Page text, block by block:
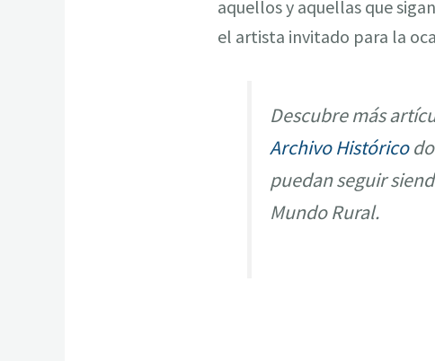
aquellos y aquellas que
el artista invitado para la
Descubre más
Archivo Histórico
puedan seguir
Mundo Rural.